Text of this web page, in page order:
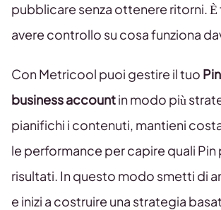
pubblicare senza ottenere ritorni.
avere controllo su cosa funziona
Con Metricool puoi gestire il tuo
business accountin modo più
pianifichi i contenuti, mantieni
le performance per capire quali
risultati. In questo modo smetti di
e inizi a costruire una strategia